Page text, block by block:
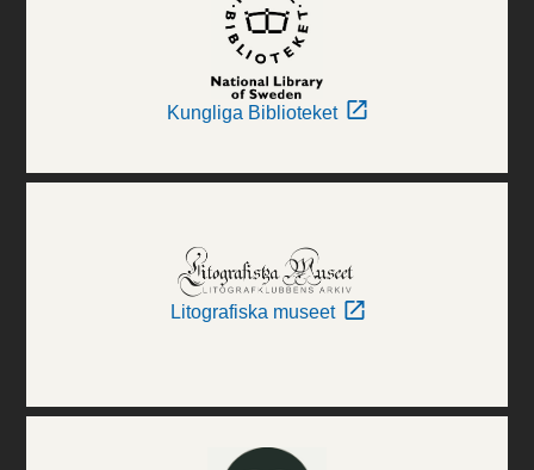
Kungliga Biblioteket
Litografiska museet